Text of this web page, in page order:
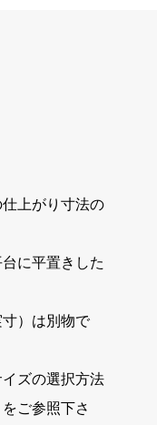
上がり寸法の
に平置きした
）は別物で
ズの選択方法
をご参照下さ